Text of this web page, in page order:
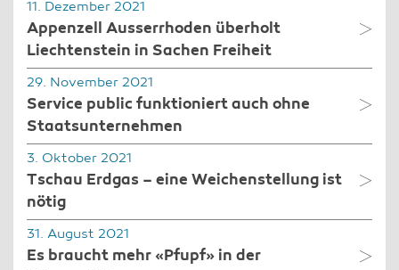
11. Dezember 2021
Appenzell Ausserrhoden überholt
Liechtenstein in Sachen Freiheit
29. November 2021
Service public funktioniert auch ohne
Staatsunternehmen
3. Oktober 2021
Tschau Erdgas – eine Weichenstellung ist
nötig
31. August 2021
Es braucht mehr «Pfupf» in der